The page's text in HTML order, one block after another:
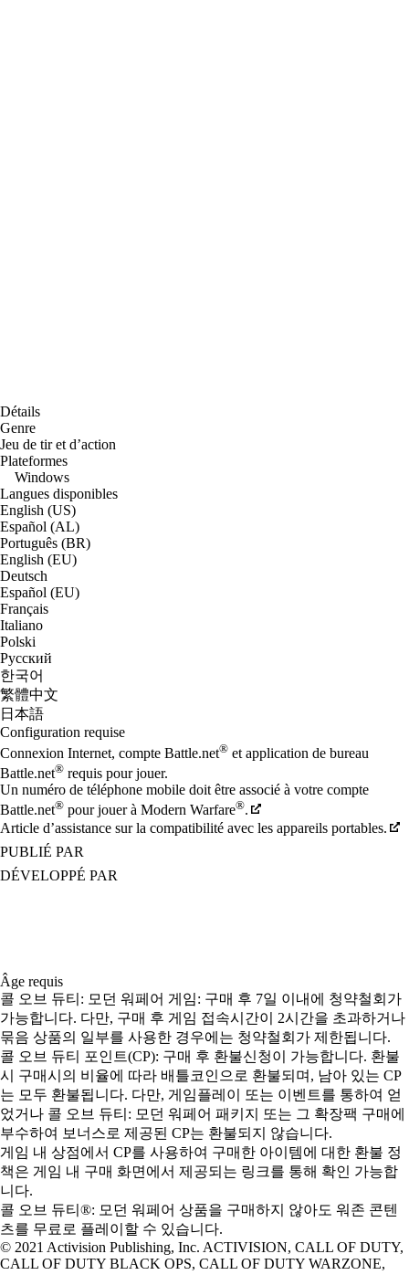
Détails
Genre
Jeu de tir et d’action
Plateformes
Windows
Langues disponibles
English (US)
Español (AL)
Português (BR)
English (EU)
Deutsch
Español (EU)
Français
Italiano
Polski
Русский
한국어
繁體中文
日本語
Configuration requise
Connexion Internet, compte Battle.net® et application de bureau
Battle.net® requis pour jouer.
Un numéro de téléphone mobile doit être associé à votre compte
Battle.net® pour jouer à Modern Warfare®.
Article d’assistance sur la compatibilité avec les appareils portables.
PUBLIÉ PAR
DÉVELOPPÉ PAR
Âge requis
콜 오브 듀티: 모던 워페어 게임: 구매 후 7일 이내에 청약철회가
가능합니다. 다만, 구매 후 게임 접속시간이 2시간을 초과하거나
묶음 상품의 일부를 사용한 경우에는 청약철회가 제한됩니다.
콜 오브 듀티 포인트(CP): 구매 후 환불신청이 가능합니다. 환불
시 구매시의 비율에 따라 배틀코인으로 환불되며, 남아 있는 CP
는 모두 환불됩니다. 다만, 게임플레이 또는 이벤트를 통하여 얻
었거나 콜 오브 듀티: 모던 워페어 패키지 또는 그 확장팩 구매에
부수하여 보너스로 제공된 CP는 환불되지 않습니다.
게임 내 상점에서 CP를 사용하여 구매한 아이템에 대한 환불 정
책은 게임 내 구매 화면에서 제공되는 링크를 통해 확인 가능합
니다.
콜 오브 듀티®: 모던 워페어 상품을 구매하지 않아도 워존 콘텐
츠를 무료로 플레이할 수 있습니다.
© 2021 Activision Publishing, Inc. ACTIVISION, CALL OF DUTY,
CALL OF DUTY BLACK OPS, CALL OF DUTY WARZONE,